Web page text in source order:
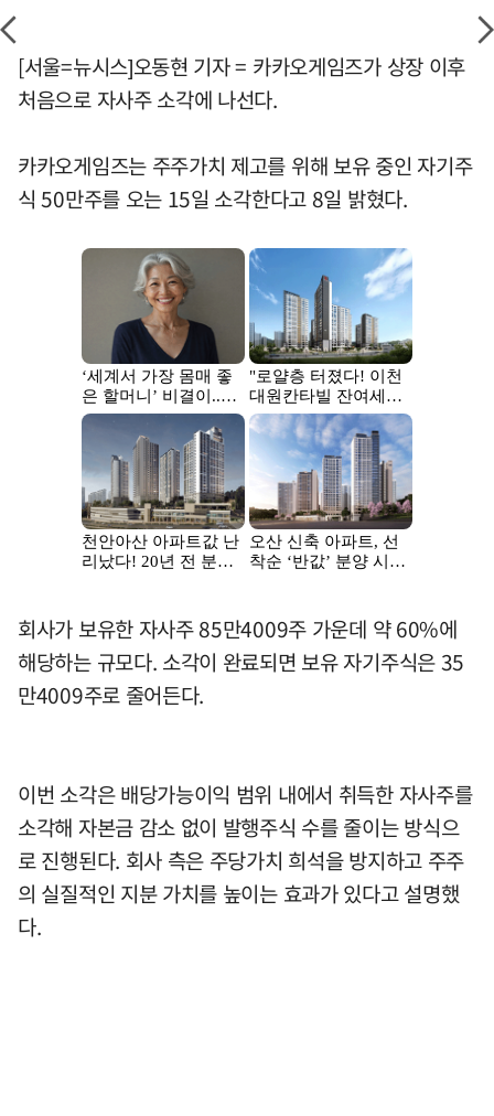
[서울=뉴시스]오동현 기자 = 카카오게임즈가 상장 이후
처음으로 자사주 소각에 나선다.
카카오게임즈는 주주가치 제고를 위해 보유 중인 자기주
식 50만주를 오는 15일 소각한다고 8일 밝혔다.
회사가 보유한 자사주 85만4009주 가운데 약 60%에
해당하는 규모다. 소각이 완료되면 보유 자기주식은 35
만4009주로 줄어든다.
이번 소각은 배당가능이익 범위 내에서 취득한 자사주를
소각해 자본금 감소 없이 발행주식 수를 줄이는 방식으
로 진행된다. 회사 측은 주당가치 희석을 방지하고 주주
의 실질적인 지분 가치를 높이는 효과가 있다고 설명했
다.